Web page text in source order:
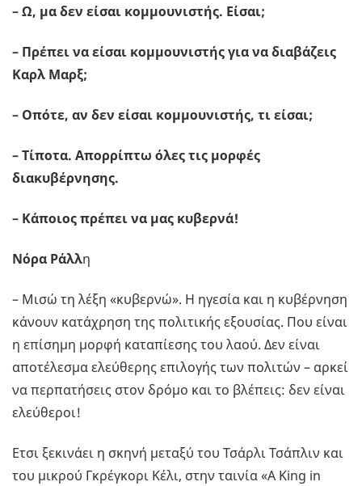
– Ω, μα δεν είσαι κομμουνιστής. Είσαι;
– Πρέπει να είσαι κομμουνιστής για να διαβάζεις
Καρλ Μαρξ;
– Οπότε, αν δεν είσαι κομμουνιστής, τι είσαι;
– Τίποτα. Απορρίπτω όλες τις μορφές
διακυβέρνησης.
– Κάποιος πρέπει να μας κυβερνά!
Νόρα Ράλλη
– Μισώ τη λέξη «κυβερνώ». Η ηγεσία και η κυβέρνηση
κάνουν κατάχρηση της πολιτικής εξουσίας. Που είναι
η επίσημη μορφή καταπίεσης του λαού. Δεν είναι
αποτέλεσμα ελεύθερης επιλογής των πολιτών – αρκεί
να περπατήσεις στον δρόμο και το βλέπεις: δεν είναι
ελεύθεροι!
Ετσι ξεκινάει η σκηνή μεταξύ του Τσάρλι Τσάπλιν και
του μικρού Γκρέγκορι Κέλι, στην ταινία «A King in